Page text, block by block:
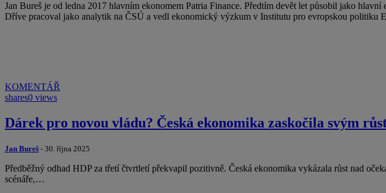
Jan Bureš je od ledna 2017 hlavním ekonomem Patria Finance. Předtím devět let působil jako
Dříve pracoval jako analytik na ČSÚ a vedl ekonomický výzkum v Institutu pro evropskou politiku
KOMENTÁŘ
shares0 views
Dárek pro novou vládu? Česká ekonomika zaskočila svým
Jan Bureš - 30. října 2025
Předběžný odhad HDP za třetí čtvrtletí překvapil pozitivně. Česká ekonomika vykázala růst nad
scénáře,…